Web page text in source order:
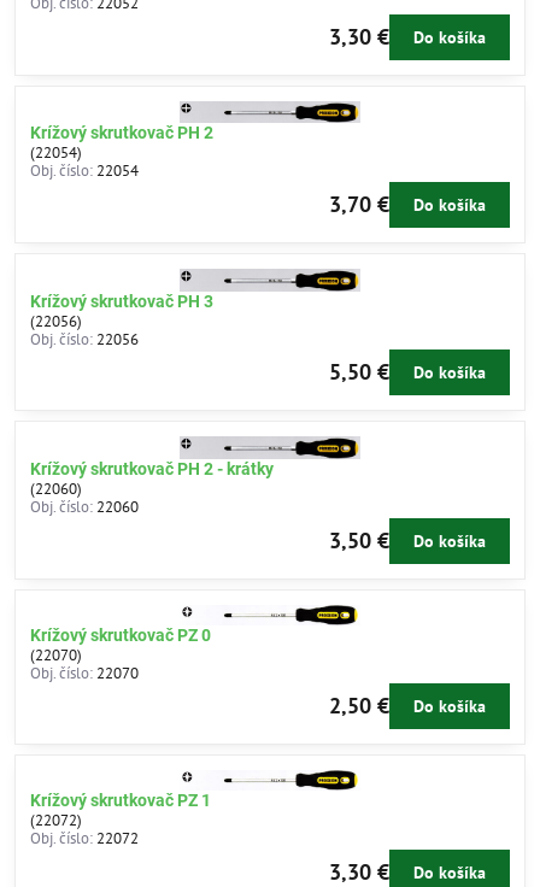
3,30 € Do košíka
Krížový skrutkovač PH 2
(22054)
Obj. číslo: 22054
3,70 € Do košíka
Krížový skrutkovač PH 3
(22056)
Obj. číslo: 22056
5,50 € Do košíka
Krížový skrutkovač PH 2 - krátky
(22060)
Obj. číslo: 22060
3,50 € Do košíka
Krížový skrutkovač PZ 0
(22070)
Obj. číslo: 22070
2,50 € Do košíka
Krížový skrutkovač PZ 1
(22072)
Obj. číslo: 22072
3,30 € Do košíka